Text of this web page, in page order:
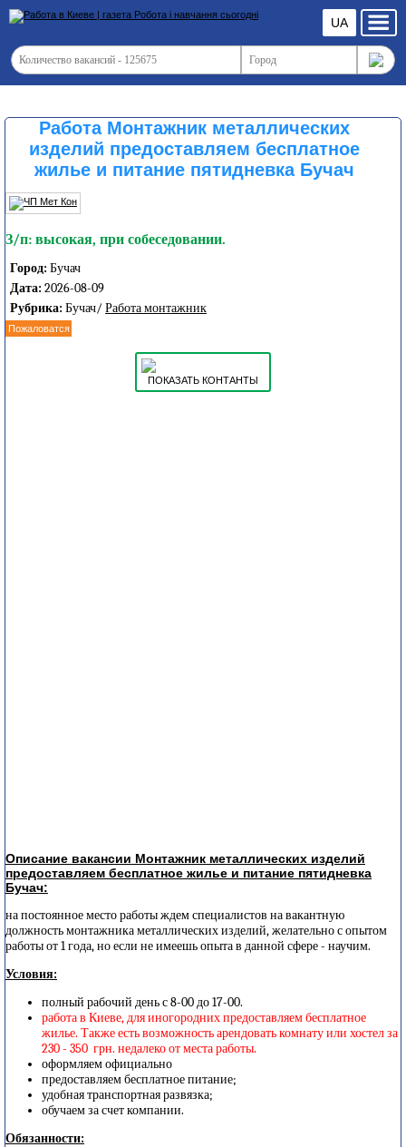
UA
Работа Монтажник металлических
изделий предоставляем бесплатное
жилье и питание пятидневка Бучач
З/п: высокая, при собеседовании.
Город: Бучач
Дата: 2026-08-09
Рубрика: Бучач/ Работа монтажник
Пожаловатся
ПОКАЗАТЬ КОНТАНТЫ
Описание вакансии Монтажник металлических изделий
предоставляем бесплатное жилье и питание пятидневка
Бучач:
на постоянное место работы ждем специалистов на вакантную
должность монтажника металлических изделий, желательно с опытом
работы от 1 года, но если не имеешь опыта в данной сфере - научим.
Условия:
полный рабочий день с 8-00 до 17-00.
работа в Киеве, для иногородних предоставляем бесплатное
жилье. Также есть возможность арендовать комнату или хостел за
230 - 350 грн. недалеко от места работы.
оформляем официально
предоставляем бесплатное питание;
удобная транспортная развязка;
обучаем за счет компании.
Обязанности: